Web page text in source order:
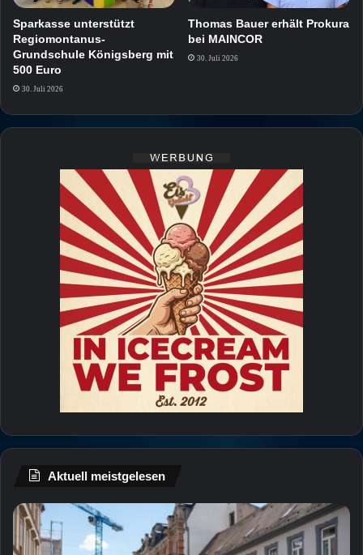
Sparkasse unterstützt
Regiomontanus-
Grundschule Königsberg mit
500 Euro
30. Juli 2026
Thomas Bauer erhält Prokura
bei MAINCOR
30. Juli 2026
Aktuell meistgelesen